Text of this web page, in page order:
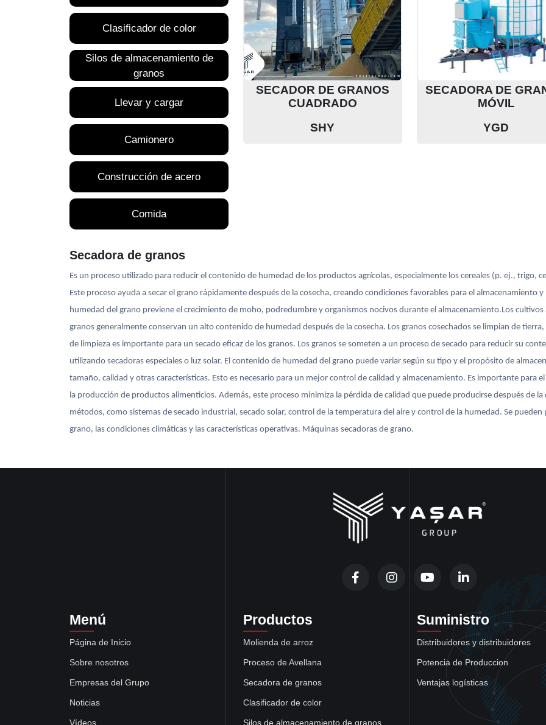
Clasificador de color
Silos de almacenamiento de
granos
Llevar y cargar
Camionero
Construcción de acero
Comida
SECADOR DE GRANOS
CUADRADO
SHY
SECADORA DE
MÓVIL
YGD
Secadora de granos
Es un proceso utilizado para reducir el contenido de humedad de los productos agrícolas, especialmente los cereales (p. ej., trigo,
Este proceso ayuda a secar el grano rápidamente después de la cosecha, creando condiciones favorables para el almacenamiento
humedad del grano previene el crecimiento de moho, podredumbre y organismos nocivos durante el almacenamiento.Los cultivos
granos generalmente conservan un alto contenido de humedad después de la cosecha. Los granos cosechados se limpian de
de limpieza es importante para un secado eficaz de los granos. Los granos se someten a un proceso de secado para reducir su
utilizando secadoras especiales o luz solar. El contenido de humedad del grano puede variar según su tipo y el propósito de
tamaño, calidad y otras características. Esto es necesario para un mejor control de calidad y almacenamiento. Es importante para
la producción de productos alimenticios. Además, este proceso minimiza la pérdida de calidad que puede producirse después de
métodos, como sistemas de secado industrial, secado solar, control de la temperatura del aire y control de la humedad. Se
grano, las condiciones climáticas y las características operativas. Máquinas secadoras de grano.
Menú
Página de Inicio
Sobre nosotros
Empresas del Grupo
Noticias
Vídeos
Productos
Molienda de arroz
Proceso de Avellana
Secadora de granos
Clasificador de color
Silos de almacenamiento de granos
Suministro
Distribuidores y distribuidores
Potencia de Produccion
Ventajas logísticas